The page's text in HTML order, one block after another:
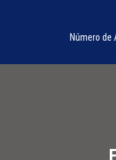
Número